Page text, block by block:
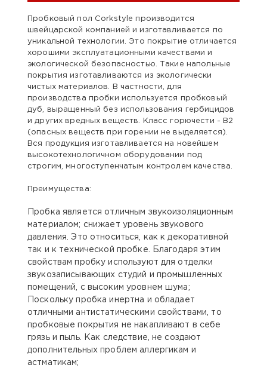
Пробковый пол Corkstyle производится
швейцарской компанией и изготавливается по
уникальной технологии. Это покрытие отличается
хорошими эксплуатационными качествами и
экологической безопасностью. Такие напольные
покрытия изготавливаются из экологически
чистых материалов. В частности, для
производства пробки используется пробковый
дуб, выращенный без использования гербицидов
и других вредных веществ. Класс горючести - B2
(опасных веществ при горении не выделяется).
Вся продукция изготавливается на новейшем
высокотехнологичном оборудовании под
строгим, многоступенчатым контролем качества.
Преимущества:
Пробка является отличным звукоизоляционным
материалом; снижает уровень звукового
давления. Это относиться, как к декоративной
так и к технической пробке. Благодаря этим
свойствам пробку используют для отделки
звукозаписывающих студий и промышленных
помещений, с высоким уровнем шума;
Поскольку пробка инертна и обладает
отличными антистатическими свойствами, то
пробковые покрытия не накапливают в себе
грязь и пыль. Как следствие, не создают
дополнительных проблем аллергикам и
астматикам;